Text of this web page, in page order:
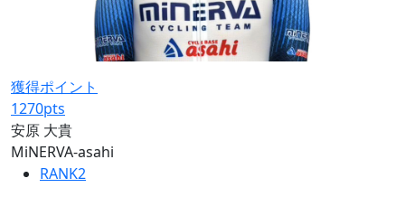
獲得ポイント
1270pts
安原 大貴
MiNERVA-asahi
RANK2